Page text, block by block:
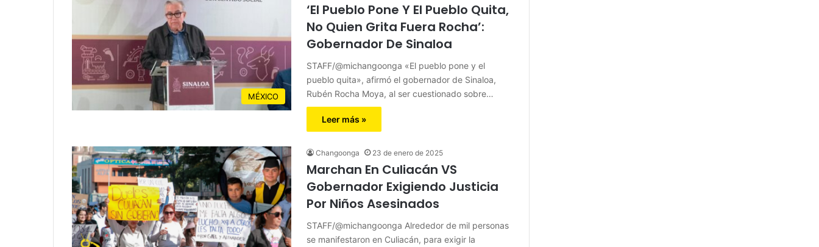
MÉXICO
‘El Pueblo Pone Y El Pueblo Quita,
No Quien Grita Fuera Rocha’:
Gobernador De Sinaloa
STAFF/@michangoonga «El pueblo pone y el
pueblo quita», afirmó el gobernador de Sinaloa,
Rubén Rocha Moya, al ser cuestionado sobre…
Leer más »
Changoonga 23 de enero de 2025
Marchan En Culiacán VS
Gobernador Exigiendo Justicia
Por Niños Asesinados
STAFF/@michangoonga Alrededor de mil personas
se manifestaron en Culiacán, para exigir la